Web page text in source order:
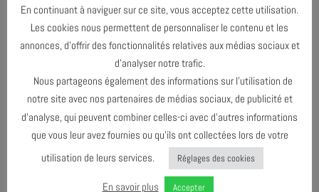
JUIN 2024
AGENDA AU FORMATI CAL
TÉLÉCHARGER LE PROGRAMME
En continuant à naviguer sur ce site, vous acceptez cette utilisation.
Les cookies nous permettent de personnaliser le contenu et les
annonces, d’offrir des fonctionnalités relatives aux médias sociaux et
d’analyser notre trafic.
Nous partageons également des informations sur l’utilisation de
notre site avec nos partenaires de médias sociaux, de publicité et
d’analyse, qui peuvent combiner celles-ci avec d’autres informations
que vous leur avez fournies ou qu’ils ont collectées lors de votre
utilisation de leurs services.
Réglages des cookies
En savoir plus Accepter